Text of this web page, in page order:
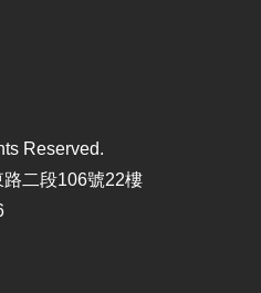
Reserved.
二段106號22樓